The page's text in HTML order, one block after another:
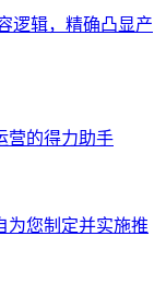
逻辑，精确凸显产
营的得力助手
为您制定并实施推